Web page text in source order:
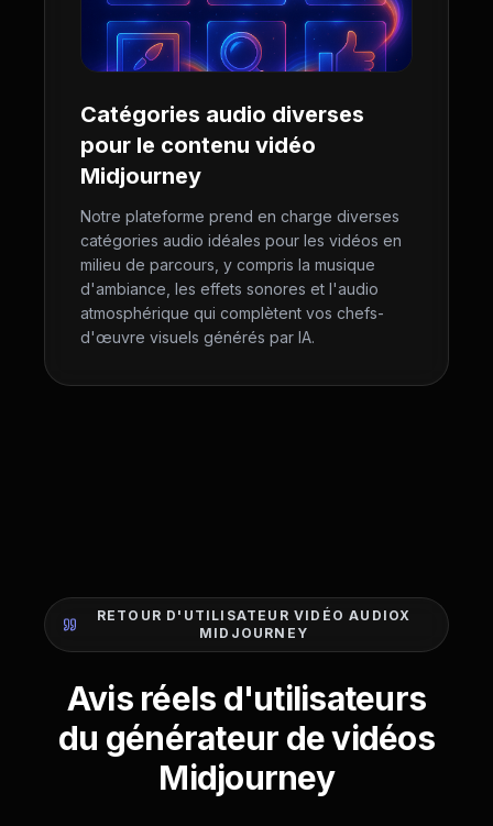
Catégories audio diverses
pour le contenu vidéo
Midjourney
Notre plateforme prend en charge diverses
catégories audio idéales pour les vidéos en
milieu de parcours, y compris la musique
d'ambiance, les effets sonores et l'audio
atmosphérique qui complètent vos chefs-
d'œuvre visuels générés par IA.
RETOUR D'UTILISATEUR VIDÉO AUDIOX
MIDJOURNEY
Avis réels d'utilisateurs
du générateur de vidéos
Midjourney